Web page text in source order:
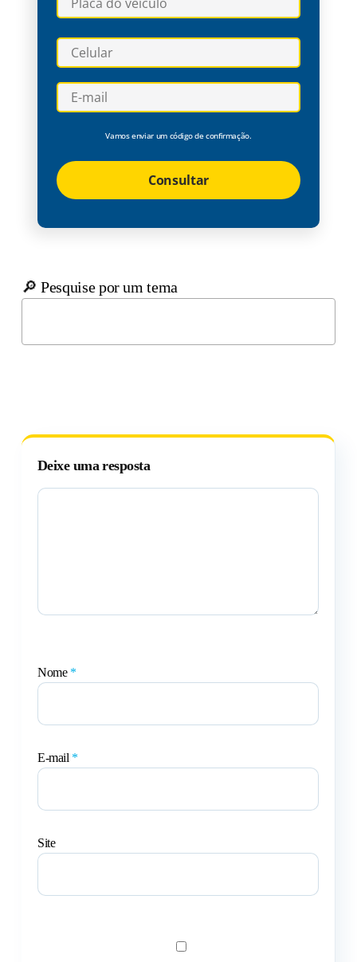
Vamos enviar um código de confirmação.
Consultar
🔎 Pesquise por um tema
Deixe uma resposta
Nome *
E-mail *
Site